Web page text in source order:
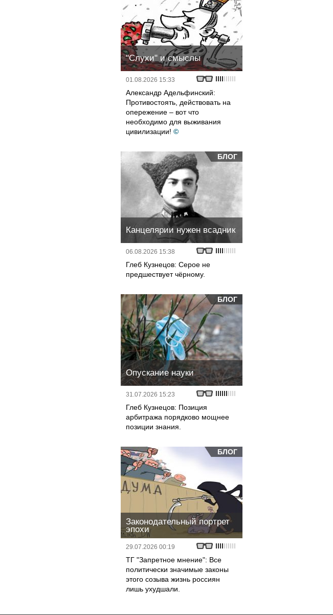
"Слухи" и смыслы
01.08.2026 15:33
Александр Адельфинский:
Противостоять, действовать на
опережение – вот что
необходимо для выживания
цивилизации! ©
БЛОГ
Канцелярии нужен всадник
06.08.2026 15:38
Глеб Кузнецов: Серое не
предшествует чёрному.
БЛОГ
Опускание науки
31.07.2026 15:23
Глеб Кузнецов: Позиция
арбитража порядково мощнее
позиции знания.
БЛОГ
Законодательный портрет
эпохи
29.07.2026 00:19
ТГ "Запретное мнение": Все
политически значимые законы
этого созыва жизнь россиян
лишь ухудшали.